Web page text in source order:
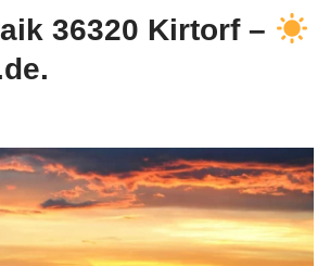
36320 Kirtorf –